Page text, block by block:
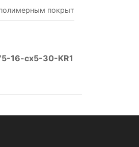
покрытием
16-cx5-30-KR1